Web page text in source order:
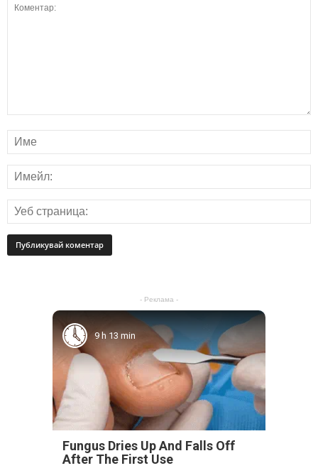
- Реклама -
9 h 13 min
Fungus Dries Up And Falls Off
After The First Use